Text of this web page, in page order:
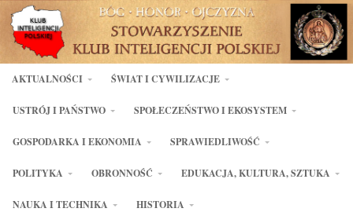
AKTUALNOŚCI ŚWIAT I CYWILIZACJE
USTRÓJ I PAŃSTWO SPOŁECZEŃSTWO I EKOSYSTEM
GOSPODARKA I EKONOMIA SPRAWIEDLIWOŚĆ
POLITYKA OBRONNOŚĆ EDUKACJA, KULTURA, SZTUKA
NAUKA I TECHNIKA HISTORIA